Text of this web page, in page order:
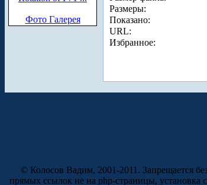
Фото Галерея
Размеры:
Показано:
URL:
Избранное:
© Колосов Вадим, 2001-2011. Запрещается
прямых ссылок не на php-страницы, установка